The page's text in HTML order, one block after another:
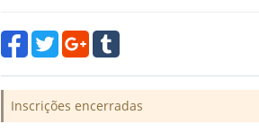
Inscrições encerradas